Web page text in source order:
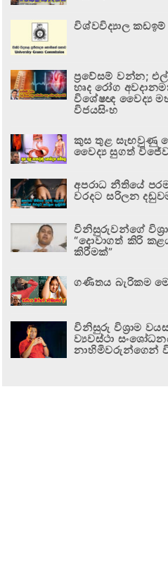
විශ්වවිද්‍යාල
ප්‍රවේසම් වන්න;
හෘද රෝග
විශේෂඥ වෛද්‍ය
විජයසිංහ
කුස තුළ සැඟවුණු
වෛද්‍ය සුගත්
අපරාධ නීතියේ
වරදට සරිලන
විනිසුරුවන්ගේ
“දොවාගත් කිරි
කිරීමක්”
ගණිතය බැරිකම
විනිසුරු විශ්‍රාම
ව්‍යවස්ථා
නාහිමිවරුන්ගෙන්